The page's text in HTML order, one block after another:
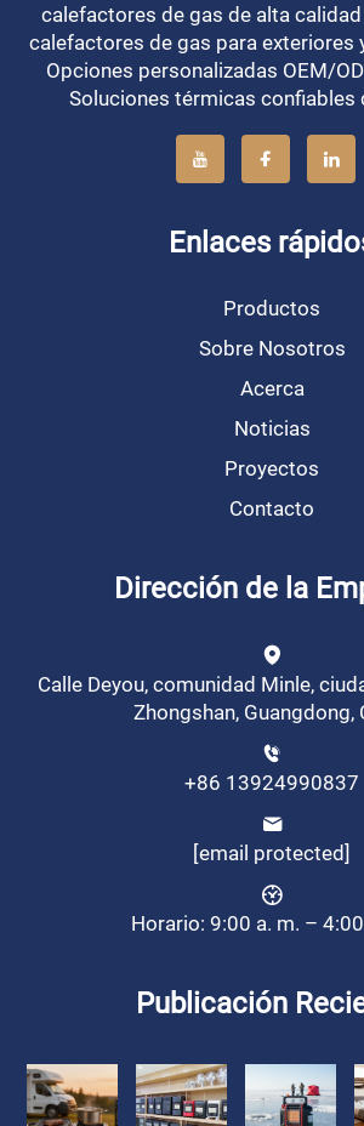
calefactores de gas de alta
calefactores de gas para exteriores
Opciones personalizadas OEM/
Soluciones térmicas confiables
Enlaces
Productos
Sobre Nosotros
Acerca
Noticias
Proyectos
Contacto
Dirección de la
Calle Deyou, comunidad Minle,
Zhongshan, Guangdong,
+86 13924990837
[email protected]
Horario: 9:00 a. m. –
Publicación